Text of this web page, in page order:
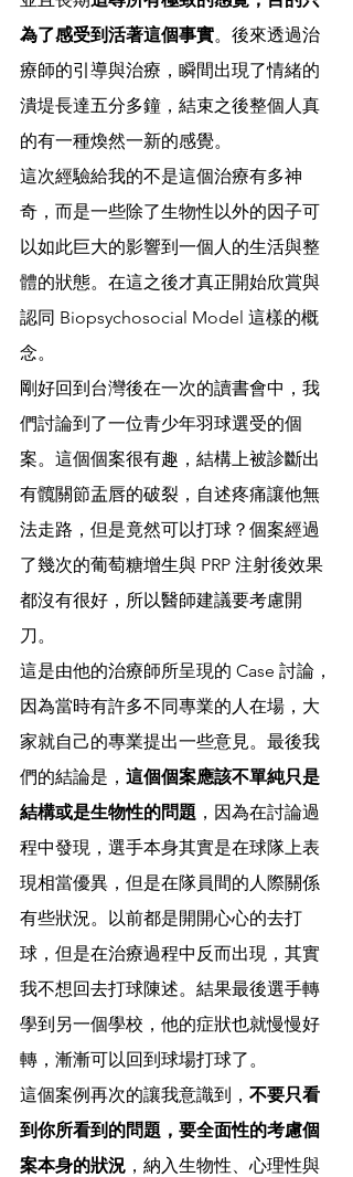
為了感受到活著這個事實。後來透過治
療師的引導與治療，瞬間出現了情緒的
潰堤長達五分多鐘，結束之後整個人真
的有一種煥然一新的感覺。
這次經驗給我的不是這個治療有多神
奇，而是一些除了生物性以外的因子可
以如此巨大的影響到一個人的生活與整
體的狀態。在這之後才真正開始欣賞與
認同 Biopsychosocial Model 這樣的概
念。
剛好回到台灣後在一次的讀書會中，我
們討論到了一位青少年羽球選受的個
案。這個個案很有趣，結構上被診斷出
有髖關節盂唇的破裂，自述疼痛讓他無
法走路，但是竟然可以打球？個案經過
了幾次的葡萄糖增生與 PRP 注射後效果
都沒有很好，所以醫師建議要考慮開
刀。
這是由他的治療師所呈現的 Case 討論，
因為當時有許多不同專業的人在場，大
家就自己的專業提出一些意見。最後我
們的結論是， 這個個案應該不單純只是
結構或是生物性的問題 ，因為在討論過
程中發現，選手本身其實是在球隊上表
現相當優異，但是在隊員間的人際關係
有些狀況。以前都是開開心心的去打
球，但是在治療過程中反而出現，其實
我不想回去打球陳述。結果最後選手轉
學到另一個學校，他的症狀也就慢慢好
轉，漸漸可以回到球場打球了。
這個案例再次的讓我意識到， 不要只看
到你所看到的問題，要全面性的考慮個
案本身的狀況 ，納入生物性、心理性與